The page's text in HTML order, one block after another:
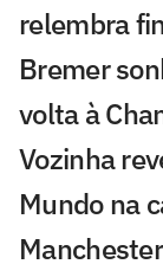
relembra
Bremer
volta à
Vozinha
Mundo na